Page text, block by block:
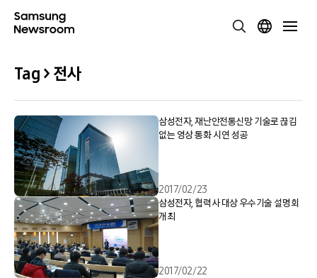
Tag > 전사
삼성전자, 재난안전통신망 기술로 끊김
없는 영상 통화 시연 성공
2017/02/23
삼성전자, 협력사 대상 우수기술 설명회
개최
2017/02/22